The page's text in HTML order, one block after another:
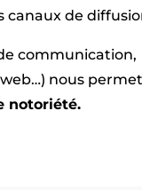
canaux de
communication,
nous
notoriété.